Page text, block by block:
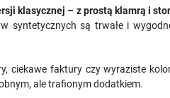
klasycznej – z prostą klamrą i
syntetycznych są trwałe i
ciekawe faktury czy wyraziste
ale trafionym dodatkiem.